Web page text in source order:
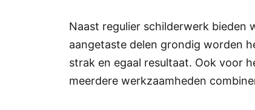
Naast regulier schilderwerk bieden
aangetaste delen grondig worden
strak en egaal resultaat. Ook voor
meerdere werkzaamheden